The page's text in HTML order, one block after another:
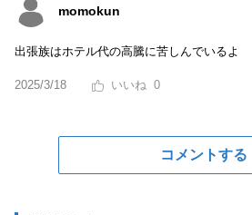
momokun
出張族はホテル代の高騰に苦しんでいるよ
2025/3/18 0
コメントする